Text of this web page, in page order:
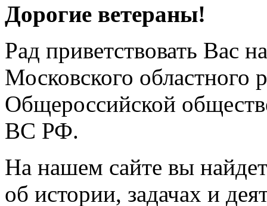
Дорогие ветераны!
Рад приветствовать Вас
Московского областного
Общероссийской
ВС РФ.
На нашем сайте вы
об истории, задачах и